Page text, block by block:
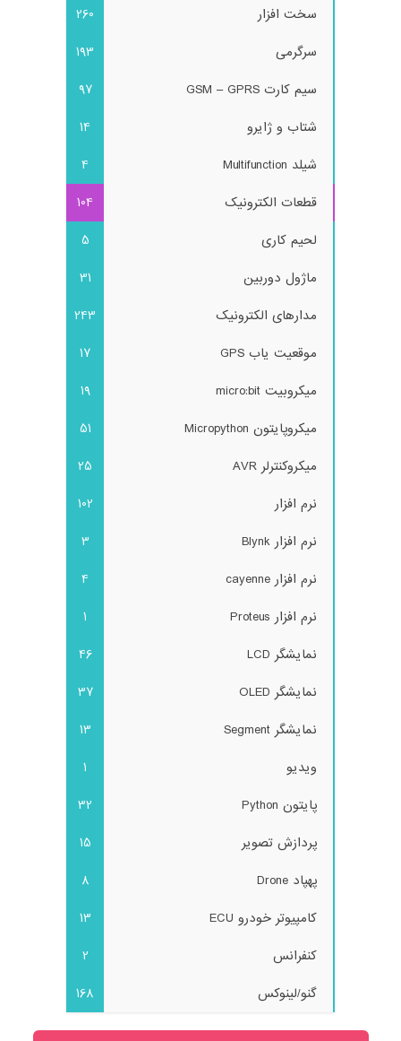
سخت افزار
260
سرگرمی
193
سیم کارت GSM – GPRS
97
شتاب و ژایرو
14
شیلد Multifunction
4
قطعات الکترونیک
104
لحیم کاری
5
ماژول دوربین
31
مدارهای الکترونیک
243
موقعیت یاب GPS
17
میکروبیت micro:bit
19
میکروپایتون Micropython
51
میکروکنترلر AVR
25
نرم افزار
102
نرم افزار Blynk
3
نرم افزار cayenne
4
نرم افزار Proteus
1
نمایشگر LCD
46
نمایشگر OLED
37
نمایشگر Segment
13
ویدیو
1
پایتون Python
32
پردازش تصویر
15
پهپاد Drone
8
کامپیوتر خودرو ECU
13
کنفرانس
2
گنو/لینوکس
168